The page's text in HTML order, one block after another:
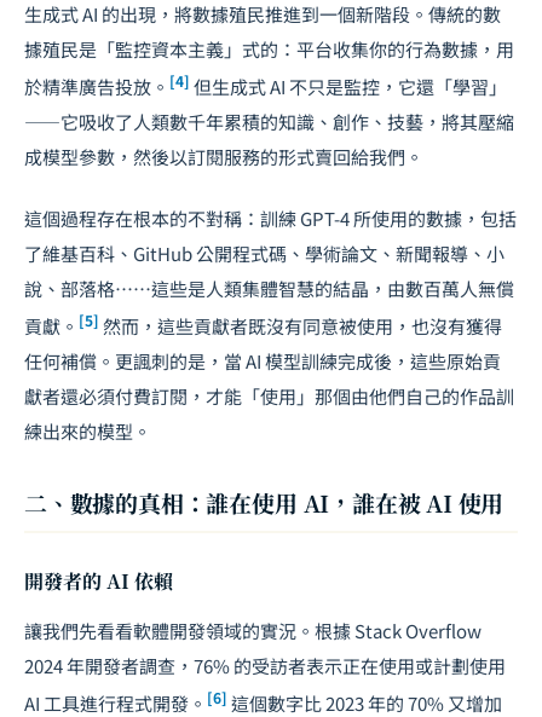
生成式 AI 的出現，將數據殖民推進到一個新階段。傳統的數
據殖民是「監控資本主義」式的：平台收集你的行為數據，用
於精準廣告投放。 [4] 但生成式 AI 不只是監控，它還「學習」
——它吸收了人類數千年累積的知識、創作、技藝，將其壓縮
成模型參數，然後以訂閱服務的形式賣回給我們。
這個過程存在根本的不對稱：訓練 GPT-4 所使用的數據，包括
了維基百科、GitHub 公開程式碼、學術論文、新聞報導、小
說、部落格……這些是人類集體智慧的結晶，由數百萬人無償
貢獻。 [5] 然而，這些貢獻者既沒有同意被使用，也沒有獲得
任何補償。更諷刺的是，當 AI 模型訓練完成後，這些原始貢
獻者還必須付費訂閱，才能「使用」那個由他們自己的作品訓
練出來的模型。
二、數據的真相：誰在使用 AI，誰在被 AI 使用
開發者的 AI 依賴
讓我們先看看軟體開發領域的實況。根據 Stack Overflow
2024 年開發者調查，76% 的受訪者表示正在使用或計劃使用
AI 工具進行程式開發。 [6] 這個數字比 2023 年的 70% 又增加